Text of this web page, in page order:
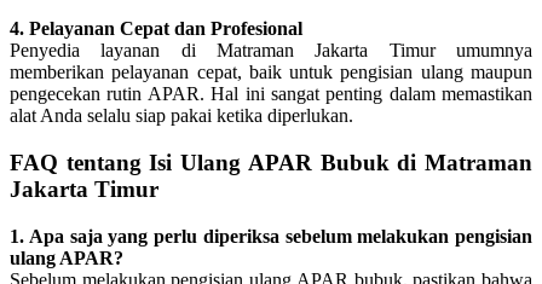
4. Pelayanan Cepat dan Profesional
Penyedia layanan di Matraman Jakarta Timur umumnya
memberikan pelayanan cepat, baik untuk pengisian ulang maupun
pengecekan rutin APAR. Hal ini sangat penting dalam memastikan
alat Anda selalu siap pakai ketika diperlukan.
FAQ tentang Isi Ulang APAR Bubuk di Matraman
Jakarta Timur
1. Apa saja yang perlu diperiksa sebelum melakukan pengisian
ulang APAR?
Sebelum melakukan pengisian ulang APAR bubuk, pastikan bahwa